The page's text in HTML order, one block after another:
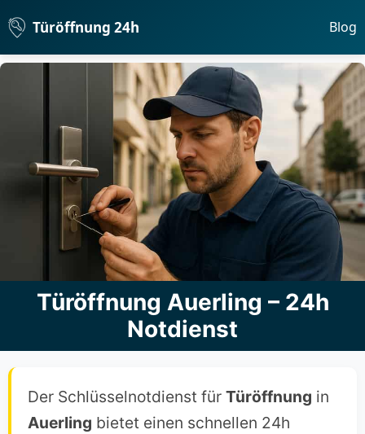
Türöffnung 24h Blog
Türöffnung Auerling – 24h
Notdienst
Der Schlüsselnotdienst für Türöffnung in
Auerling bietet einen schnellen 24h